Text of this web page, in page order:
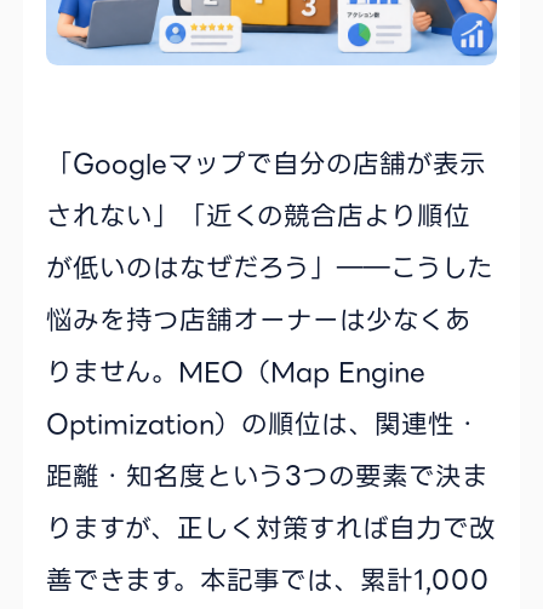
「Googleマップで自分の店舗が表示
されない」「近くの競合店より順位
が低いのはなぜだろう」――こうした
悩みを持つ店舗オーナーは少なくあ
りません。MEO（Map Engine
Optimization）の順位は、関連性・
距離・知名度という3つの要素で決ま
りますが、正しく対策すれば自力で改
善できます。本記事では、累計1,000